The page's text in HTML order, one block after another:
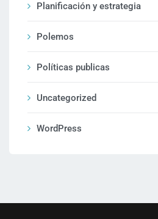
Planificación y estrategia
Polemos
Políticas publicas
Uncategorized
WordPress